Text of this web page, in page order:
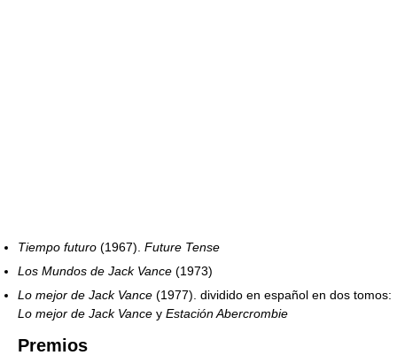
Tiempo futuro (1967). Future Tense
Los Mundos de Jack Vance (1973)
Lo mejor de Jack Vance (1977). dividido en español en dos tomos:
Lo mejor de Jack Vance y Estación Abercrombie
Premios